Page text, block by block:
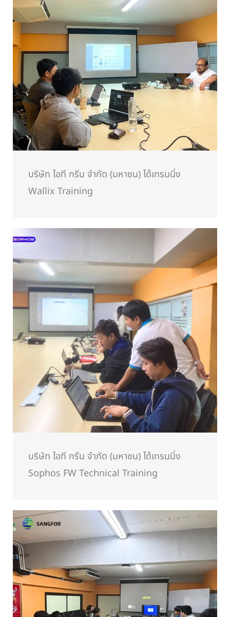
บริษัท ไอที กรีน จำกัด (มหาชน) ได้เทรนนิ่ง
Wallix Training
บริษัท ไอที กรีน จำกัด (มหาชน) ได้เทรนนิ่ง
Sophos FW Technical Training